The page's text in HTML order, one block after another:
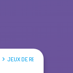
JEUX DE RECHERCHE DE